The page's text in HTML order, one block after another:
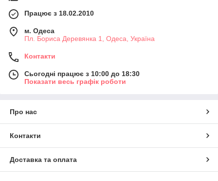
Працює з 18.02.2010
м. Одеса
Пл. Бориса Деревянка 1, Одеса, Україна
Контакти
Сьогодні працює з 10:00 до 18:30
Показати весь графік роботи
Про нас
Контакти
Доставка та оплата